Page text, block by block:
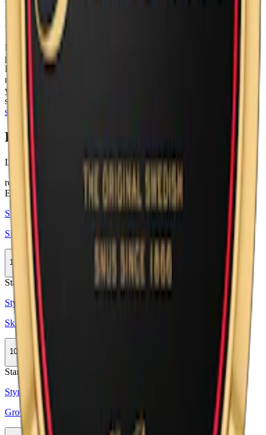
Information om varumärket Skruf
Från fabriken i småländska Sävsjö producerar
premiumprodukter sedan 2003. Skruf Lös och Skruf Fresh No.15
Power Mint representerar företagets engagemang för hög
nikotinstyrka och tydliga smaker.
ytterligare märken från samma innovativa producent. Idag finns
snuset från Skruf i över 15 varianter, från superlim till
extra starkt
snus
Färskt snus
Läs mer om hur du förvarar Skruf No. 28 Stark Portion
relaterade produkter
Extra Stark
Styrka Extra Stark · Large
Skruf No. 29 Extra Stark Portion
10-pack 499,50 kr
Stark
Styrka Stark · Large
Skruf No. 27 Original Portion
10-pack
493,50 kr
Köp
Stark
Styrka Stark · Large
Grov Stark Portion